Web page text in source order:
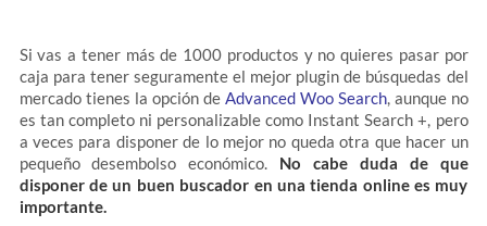
Si vas a tener más de 1000 productos y no quieres pasar por
caja para tener seguramente el mejor plugin de búsquedas del
mercado tienes la opción de Advanced Woo Search, aunque no
es tan completo ni personalizable como Instant Search +, pero
a veces para disponer de lo mejor no queda otra que hacer un
pequeño desembolso económico. No cabe duda de que
disponer de un buen buscador en una tienda online es muy
importante.